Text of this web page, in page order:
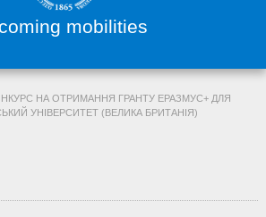
mobilities
НА ОТРИМАННЯ ГРАНТУ ЕРАЗМУС+ ДЛЯ
УНІВЕРСИТЕТ (ВЕЛИКА БРИТАНІЯ)